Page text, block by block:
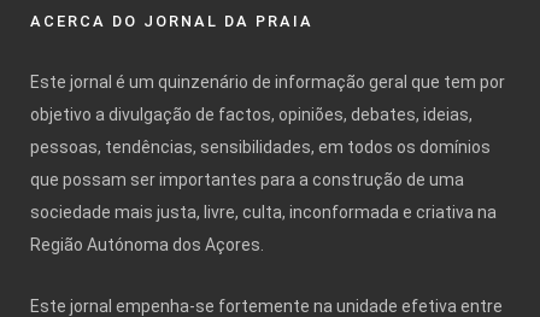
ACERCA DO JORNAL DA PRAIA
Este jornal é um quinzenário de informação geral que tem por
objetivo a divulgação de factos, opiniões, debates, ideias,
pessoas, tendências, sensibilidades, em todos os domínios
que possam ser importantes para a construção de uma
sociedade mais justa, livre, culta, inconformada e criativa na
Região Autónoma dos Açores.
Este jornal empenha-se fortemente na unidade efetiva entre